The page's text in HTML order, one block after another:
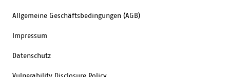
Allgemeine Geschäftsbedingungen (AGB)
Impressum
Datenschutz